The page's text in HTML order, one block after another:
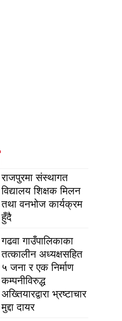
राजपुरमा संस्थागत
विद्यालय शिक्षक मिलन
तथा वनभोज कार्यक्रम
हुँदै
गढवा गाउँपालिकाका
तत्कालीन अध्यक्षसहित
५ जना र एक निर्माण
कम्पनीविरुद्ध
अख्तियारद्वारा भ्रष्टाचार
मुद्दा दायर